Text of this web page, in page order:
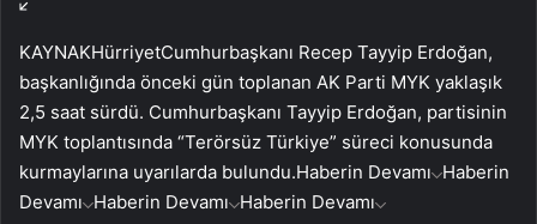
KAYNAKHürriyetCumhurbaşkanı Recep Tayyip Erdoğan,
başkanlığında önceki gün toplanan AK Parti MYK yaklaşık
2,5 saat sürdü. Cumhurbaşkanı Tayyip Erdoğan, partisinin
MYK toplantısında “Terörsüz Türkiye” süreci konusunda
kurmaylarına uyarılarda bulundu.Haberin Devamı Haberin
Devamı Haberin Devamı Haberin Devamı